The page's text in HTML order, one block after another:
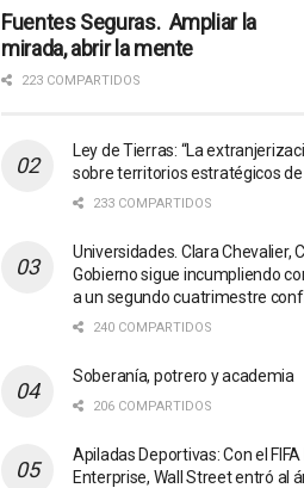
Fuentes Seguras. Ampliar la
mirada, abrir la mente
223 COMPARTIDOS
Ley de Tierras: “La
sobre territorios estratégicos de
233 COMPARTIDOS
Universidades. Clara Chevalier,
Gobierno sigue incumpliendo
a un segundo cuatrimestre
240 COMPARTIDOS
Soberanía, potrero y academia
206 COMPARTIDOS
Apiladas Deportivas: Con el
Enterprise, Wall Street entró al